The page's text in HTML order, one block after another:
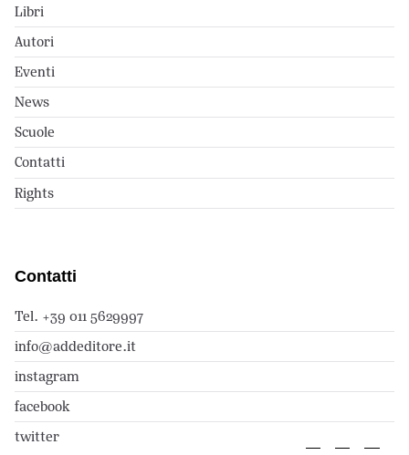
Libri
Autori
Eventi
News
Scuole
Contatti
Rights
Contatti
Tel. +39 011 5629997
info@addeditore.it
instagram
facebook
twitter